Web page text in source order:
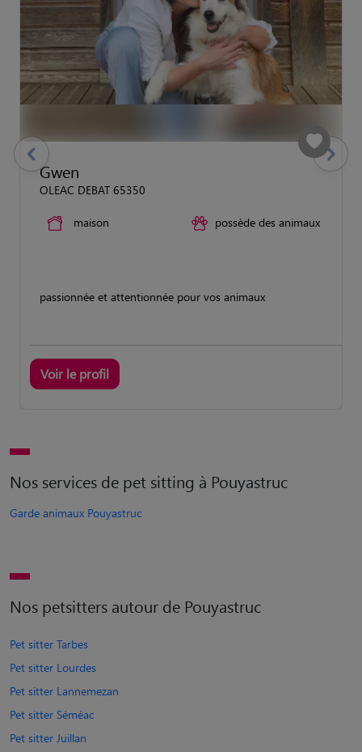
Gwen
OLEAC DEBAT 65350
maison possède des animaux
passionnée et attentionnée pour vos animaux
Voir le profil
previous Suivant
Nos services de pet sitting à Pouyastruc
Garde animaux Pouyastruc
Nos petsitters autour de Pouyastruc
Pet sitter Tarbes
Pet sitter Lourdes
Pet sitter Lannemezan
Pet sitter Séméac
Pet sitter Juillan